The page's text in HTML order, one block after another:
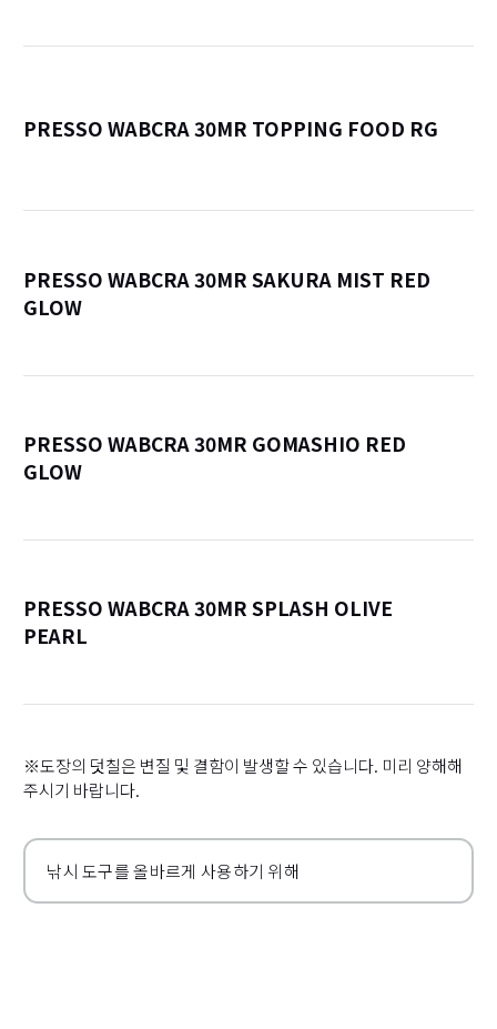
PRESSO WABCRA 30MR TOPPING FOOD RG
PRESSO WABCRA 30MR SAKURA MIST RED
GLOW
PRESSO WABCRA 30MR GOMASHIO RED
GLOW
PRESSO WABCRA 30MR SPLASH OLIVE
PEARL
※도장의 덧칠은 변질 및 결함이 발생할 수 있습니다. 미리 양해해
주시기 바랍니다.
낚시 도구를 올바르게 사용하기 위해